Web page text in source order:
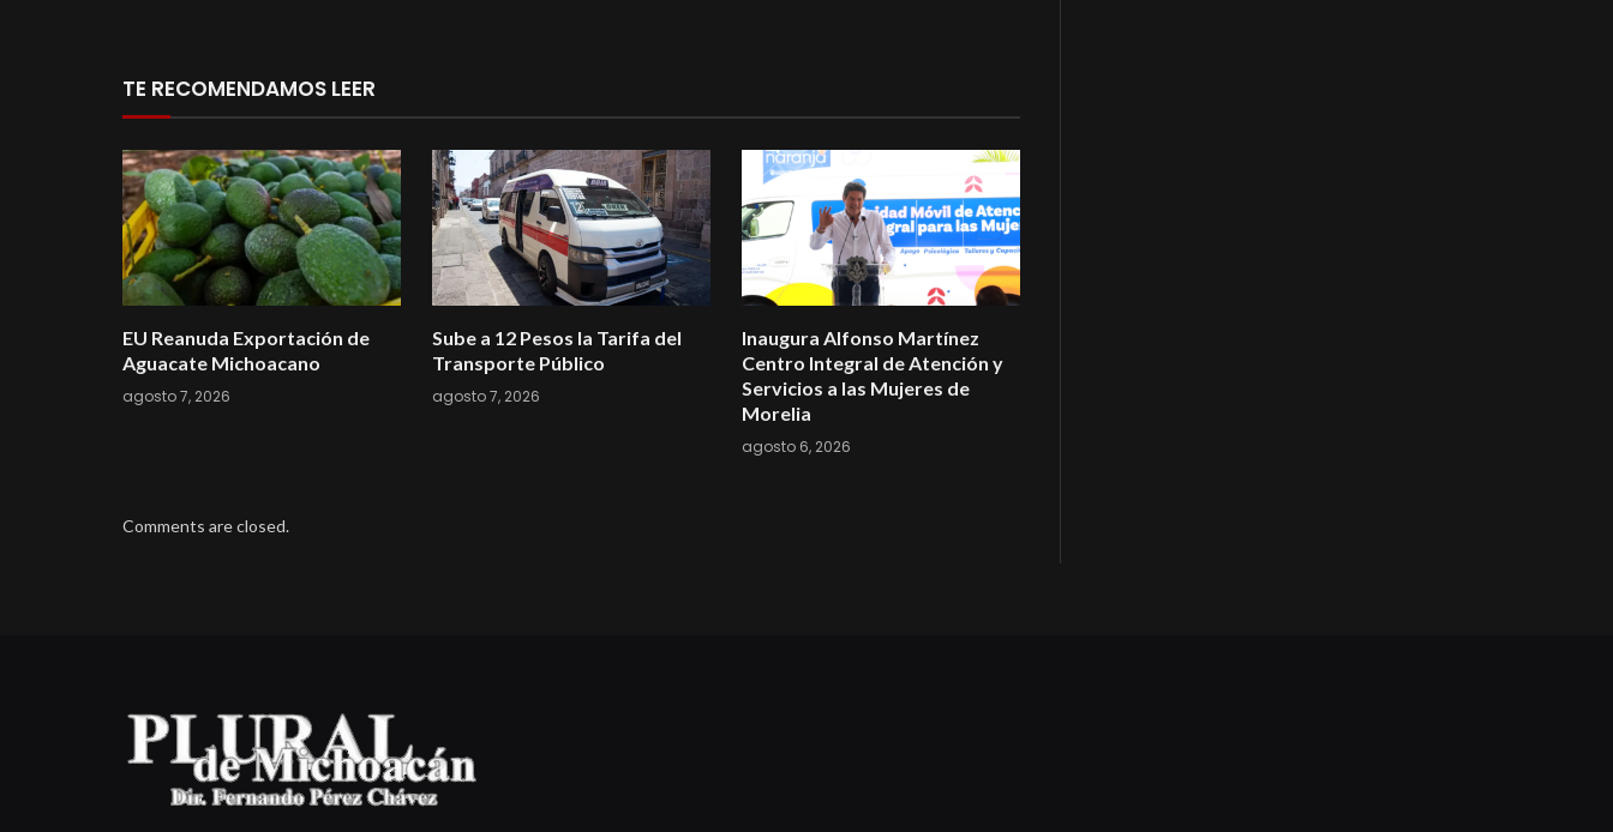
TE RECOMENDAMOS LEER
EU Reanuda Exportación de
Aguacate Michoacano
agosto 7, 2026
Sube a 12 Pesos la Tarifa del
Transporte Público
agosto 7, 2026
Inaugura Alfonso Martínez
Centro Integral de Atención y
Servicios a las Mujeres de
Morelia
agosto 6, 2026
Comments are closed.